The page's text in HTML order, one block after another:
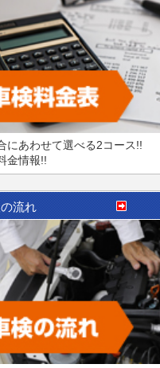
にあわせて選べる2コース!!
金情報!!
流れ